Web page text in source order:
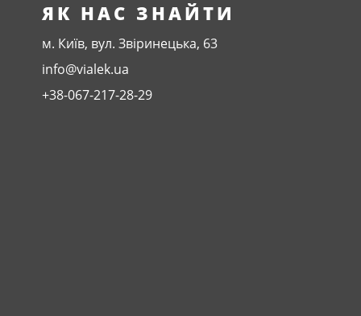
ЯК НАС ЗНАЙТИ
м. Київ, вул. Звіринецька, 63
info@vialek.ua
+38-067-217-28-29